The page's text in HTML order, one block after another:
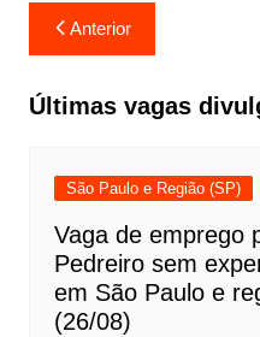
Navegação
de
Post
Anterior
Últimas vagas
São Paulo e Região (SP)
Vaga de emprego
Pedreiro sem
em São Paulo e
(26/08)